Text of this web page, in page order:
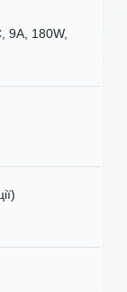
9A, 180W,